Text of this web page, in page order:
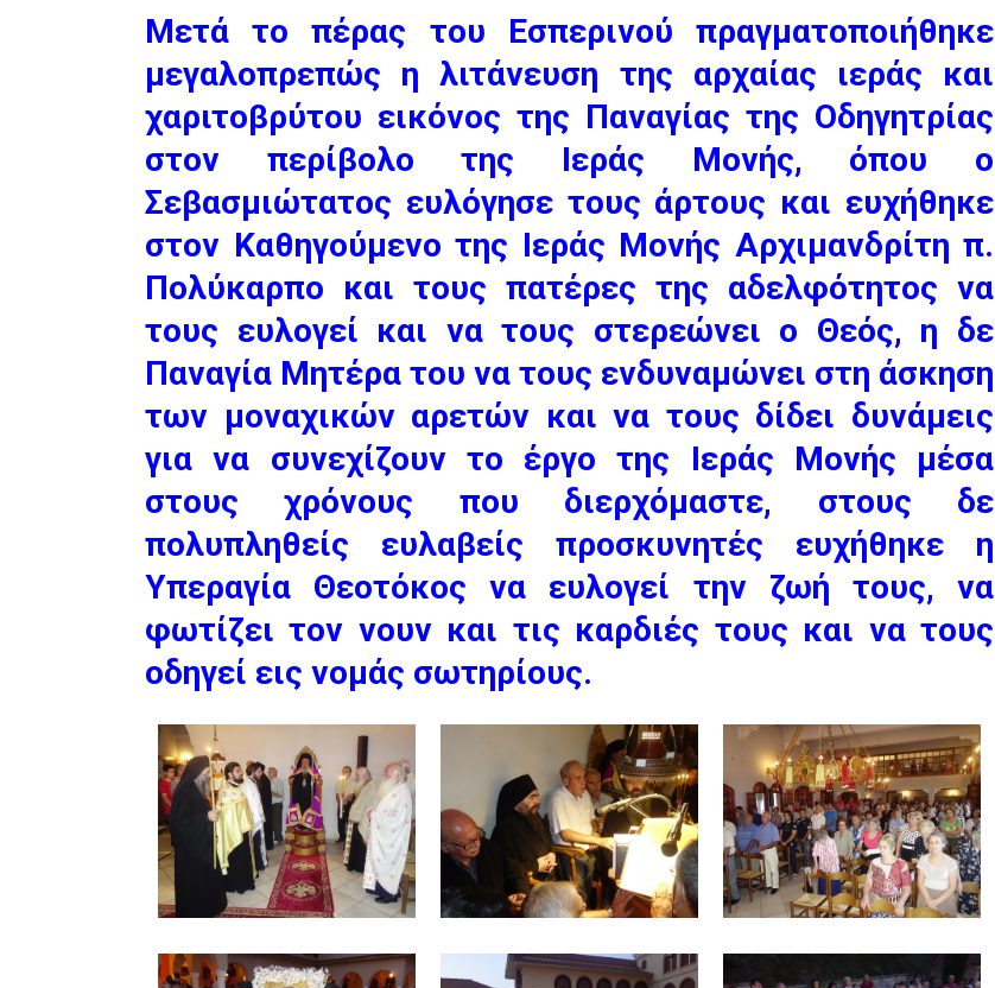
Μετά το πέρας του Εσπερινού πραγματοποιήθηκε
μεγαλοπρεπώς η λιτάνευση της αρχαίας ιεράς και
χαριτοβρύτου εικόνος της Παναγίας της Οδηγητρίας
στον περίβολο της Ιεράς Μονής, όπου ο
Σεβασμιώτατος ευλόγησε τους άρτους και ευχήθηκε
στον Καθηγούμενο της Ιεράς Μονής Αρχιμανδρίτη π.
Πολύκαρπο και τους πατέρες της αδελφότητος να
τους ευλογεί και να τους στερεώνει ο Θεός, η δε
Παναγία Μητέρα του να τους ενδυναμώνει στη άσκηση
των μοναχικών αρετών και να τους δίδει δυνάμεις
για να συνεχίζουν το έργο της Ιεράς Μονής μέσα
στους χρόνους που διερχόμαστε, στους δε
πολυπληθείς ευλαβείς προσκυνητές ευχήθηκε η
Υπεραγία Θεοτόκος να ευλογεί την ζωή τους, να
φωτίζει τον νουν και τις καρδιές τους και να τους
οδηγεί εις νομάς σωτηρίους.